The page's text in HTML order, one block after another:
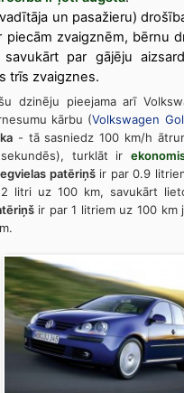
un pasažieru)
piecām zvaigznēm, bērnu
savukārt par gājēju
trīs zvaigznes.
dzinēju pieejama arī
kārbu (Volkswagen
- tā sasniedz 100 km/h
sekundēs), turklāt ir
patēriņšir par 0.9
litri uz 100 km, savukārt
ir par 1 litriem uz 100 km